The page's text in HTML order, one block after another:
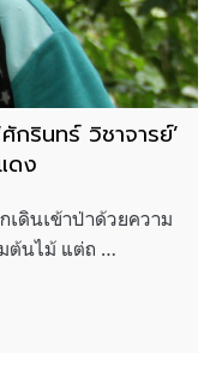
กรินทร์ วิชาจารย์’
ดง
เดินเข้าป่าด้วยความ
มต้นไม้ แต่ถ …
เท้า ‘ศักรินทร์ วิชาจารย์